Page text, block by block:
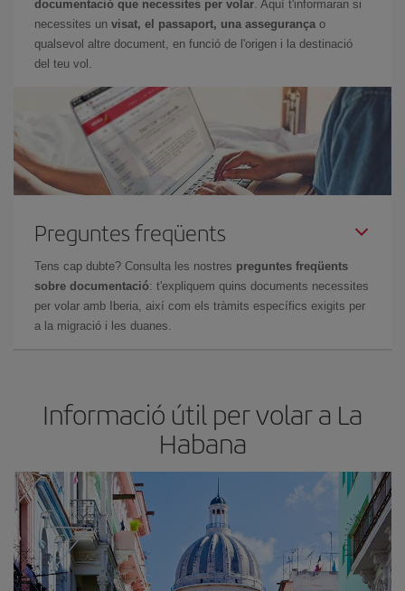
documentació que necessites per volar. Aquí t'informaran si
necessites un visat, el passaport, una assegurança o
qualsevol altre document, en funció de l'origen i la destinació
del teu vol.
Preguntes freqüents
Tens cap dubte? Consulta les nostres preguntes freqüents
sobre documentació: t'expliquem quins documents necessites
per volar amb Iberia, així com els tràmits específics exigits per
a la migració i les duanes.
Informació útil per volar a La
Habana